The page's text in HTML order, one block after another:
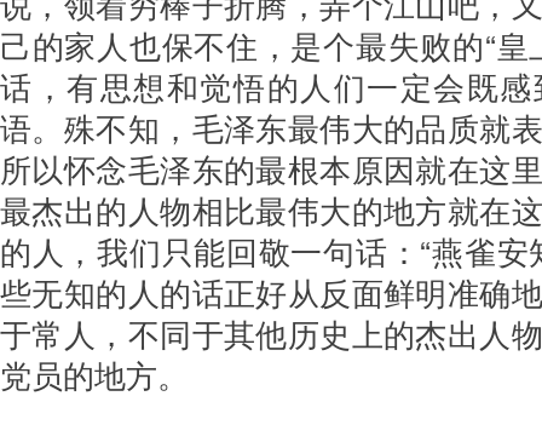
己的家人也保不住，是个最失败的“皇
话，有思想和觉悟的人们一定会既
语。殊不知，毛泽东最伟大的品质就
所以怀念毛泽东的最根本原因就在这
最杰出的人物相比最伟大的地方就在
的人，我们只能回敬一句话：“燕雀安
些无知的人的话正好从反面鲜明准确
于常人，不同于其他历史上的杰出人
党员的地方。